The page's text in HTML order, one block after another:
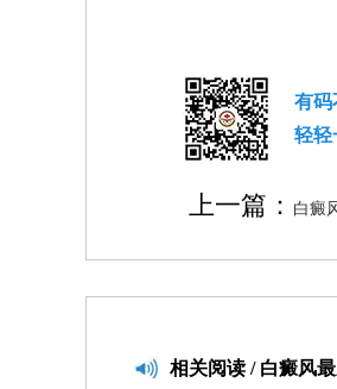
有码
轻轻
上一篇： 白癜
相关阅读 / 白癜风